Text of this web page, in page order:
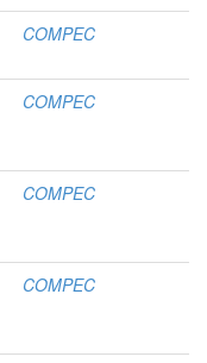
COMPEC
COMPEC
COMPEC
COMPEC